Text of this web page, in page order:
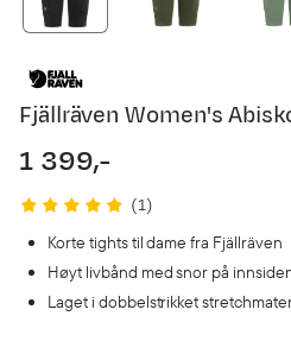
Fjällräven Women's
price
1 399,-
(1)
Korte tights til dame fra Fjällräven
Høyt livbånd med snor på
Laget i dobbelstrikket